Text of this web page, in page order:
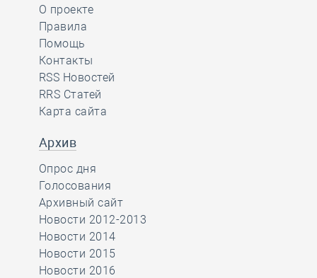
О проекте
Правила
Помощь
Контакты
RSS Новостей
RRS Статей
Карта сайта
Архив
Опрос дня
Голосования
Архивный сайт
Новости 2012-2013
Новости 2014
Новости 2015
Новости 2016